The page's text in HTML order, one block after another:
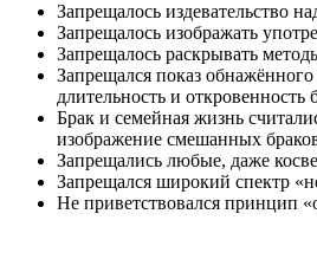
Запрещалось издевательство
Запрещалось изображать
Запрещалось раскрывать
Запрещался показ
длительность и
Брак и семейная жизнь
изображение смешанных
Запрещались любые, даже
Запрещался широкий спектр
Не приветствовался принцип